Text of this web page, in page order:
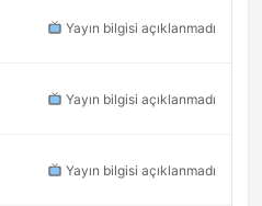
Yayın bilgisi açıklanmadı
Yayın bilgisi açıklanmadı
Yayın bilgisi açıklanmadı